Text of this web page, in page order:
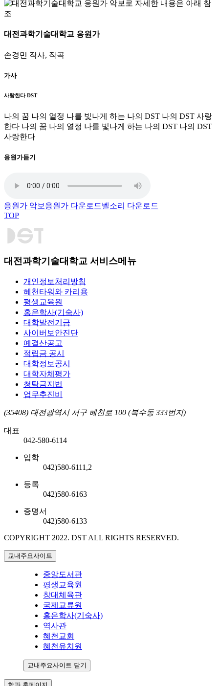
대전과학기술대학교 응원가
손경민 작사, 작곡
가사
사랑한다 DST
나의 꿈 나의 열정 나를 빛나게 하는 나의 DST 나의 DST 사랑
한다 나의 꿈 나의 열정 나를 빛나게 하는 나의 DST 나의 DST
사랑한다
응원가듣기
응원가 악보 응원가 다운로드벨소리 다운로드
TOP
대전과학기술대학교 서비스메뉴
개인정보처리방침
혜천타워와 카리용
평생교육원
홍은학사(기숙사)
대학발전기금
사이버보안진단
예결산공고
적립금 공시
대학정보공시
대학자체평가
청탁금지법
업무추진비
(35408) 대전광역시 서구 혜천로 100 (복수동 333번지)
대표
042-580-6114
입학
042)580-6111,2
등록
042)580-6163
증명서
042)580-6133
COPYRIGHT 2022. DST ALL RIGHTS RESERVED.
교내주요사이트
중앙도서관
평생교육원
창대체육관
국제교류원
홍은학사(기숙사)
역사관
혜천교회
혜천유치원
교내주요사이트 닫기